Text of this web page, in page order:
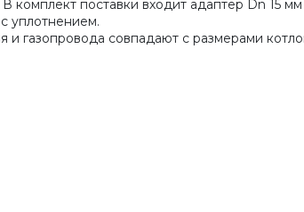
комплект поставки входит адаптер Dn 15
уплотнением.
газопровода совпадают с размерами